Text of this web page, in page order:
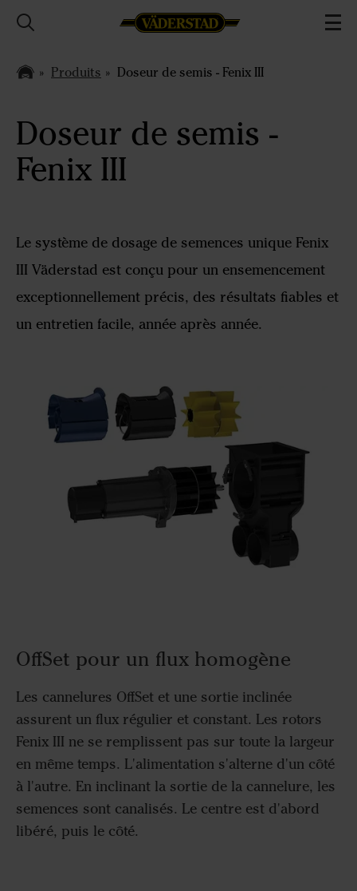
Produits Doseur de semis - Fenix III
Doseur de semis -
Fenix III
Le système de dosage de semences unique Fenix
III Väderstad est conçu pour un ensemencement
exceptionnellement précis, des résultats fiables et
un entretien facile, année après année.
OffSet pour un flux homogène
Les cannelures OffSet et une sortie inclinée
assurent un flux régulier et constant. Les rotors
Fenix III ne se remplissent pas sur toute la largeur
en même temps. L'alimentation s'alterne d'un côté
à l'autre. En inclinant la sortie de la cannelure, les
semences sont canalisés. Le centre est d'abord
libéré, puis le côté.